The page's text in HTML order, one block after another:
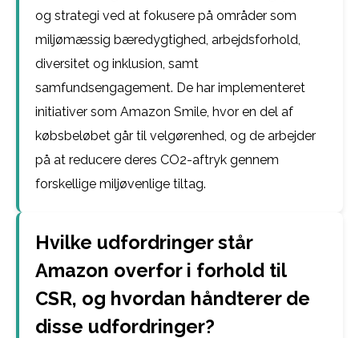
og strategi ved at fokusere på områder som
miljømæssig bæredygtighed, arbejdsforhold,
diversitet og inklusion, samt
samfundsengagement. De har implementeret
initiativer som Amazon Smile, hvor en del af
købsbeløbet går til velgørenhed, og de arbejder
på at reducere deres CO2-aftryk gennem
forskellige miljøvenlige tiltag.
Hvilke udfordringer står
Amazon overfor i forhold til
CSR, og hvordan håndterer de
disse udfordringer?